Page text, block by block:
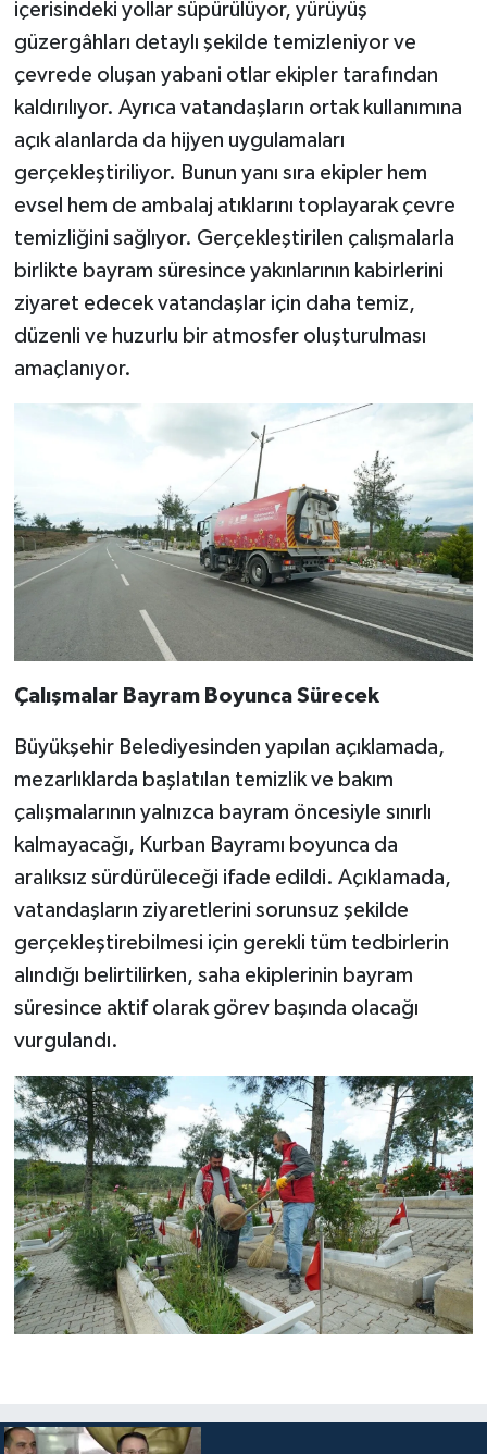
içerisindeki yollar süpürülüyor, yürüyüş
güzergâhları detaylı şekilde temizleniyor ve
çevrede oluşan yabani otlar ekipler tarafından
kaldırılıyor. Ayrıca vatandaşların ortak kullanımına
açık alanlarda da hijyen uygulamaları
gerçekleştiriliyor. Bunun yanı sıra ekipler hem
evsel hem de ambalaj atıklarını toplayarak çevre
temizliğini sağlıyor. Gerçekleştirilen çalışmalarla
birlikte bayram süresince yakınlarının kabirlerini
ziyaret edecek vatandaşlar için daha temiz,
düzenli ve huzurlu bir atmosfer oluşturulması
amaçlanıyor.
Çalışmalar Bayram Boyunca Sürecek
Büyükşehir Belediyesinden yapılan açıklamada,
mezarlıklarda başlatılan temizlik ve bakım
çalışmalarının yalnızca bayram öncesiyle sınırlı
kalmayacağı, Kurban Bayramı boyunca da
aralıksız sürdürüleceği ifade edildi. Açıklamada,
vatandaşların ziyaretlerini sorunsuz şekilde
gerçekleştirebilmesi için gerekli tüm tedbirlerin
alındığı belirtilirken, saha ekiplerinin bayram
süresince aktif olarak görev başında olacağı
vurgulandı.